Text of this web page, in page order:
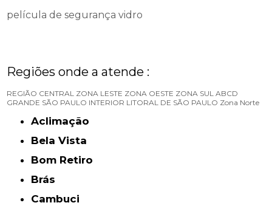
película de segurança vidro
Regiões onde a atende :
REGIÃO CENTRAL ZONA LESTE ZONA OESTE ZONA SUL ABCD
GRANDE SÃO PAULO INTERIOR LITORAL DE SÃO PAULO Zona Norte
Aclimação
Bela Vista
Bom Retiro
Brás
Cambuci